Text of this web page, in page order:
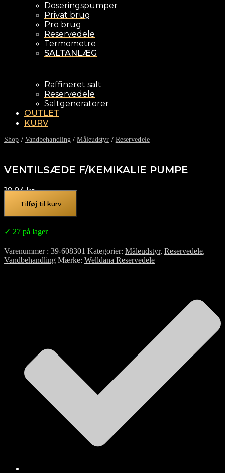
Doseringspumper
Privat brug
Pro brug
Reservedele
Termometre
SALTANLÆG
Raffineret salt
Reservedele
Saltgeneratorer
OUTLET
KURV
Shop / Vandbehandling /Måleudstyr / Reservedele
VENTILSÆDE F/KEMIKALIE PUMPE
10,94kr.
Tilføj til kurv
✓ 27 på lager
Varenummer 39-608301 Kategorier Måleudstyr, Reservedele,
Vandbehandling Mærke Welldana Reservedele